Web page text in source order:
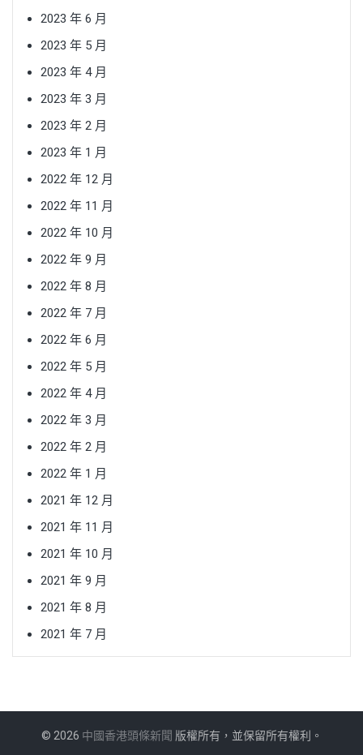
2023 年 6 月
2023 年 5 月
2023 年 4 月
2023 年 3 月
2023 年 2 月
2023 年 1 月
2022 年 12 月
2022 年 11 月
2022 年 10 月
2022 年 9 月
2022 年 8 月
2022 年 7 月
2022 年 6 月
2022 年 5 月
2022 年 4 月
2022 年 3 月
2022 年 2 月
2022 年 1 月
2021 年 12 月
2021 年 11 月
2021 年 10 月
2021 年 9 月
2021 年 8 月
2021 年 7 月
© 2026 中國香港頭條新聞 版權所有，並保留所有權利。